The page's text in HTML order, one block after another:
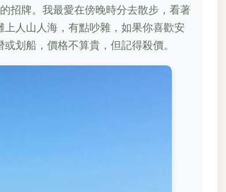
招牌。我最愛在傍晚時分去散步，看著
人山人海，有點吵雜，如果你喜歡安
划船，價格不算貴，但記得殺價。